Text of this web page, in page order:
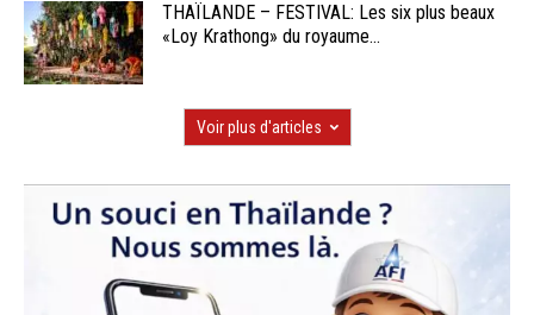
THAÏLANDE – FESTIVAL: Les six plus beaux
«Loy Krathong» du royaume...
Voir plus d'articles